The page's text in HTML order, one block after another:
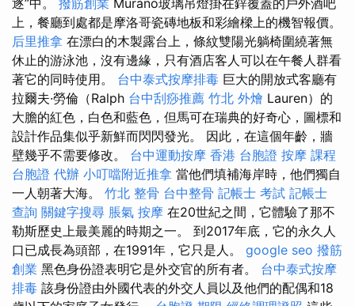
逐”中。 撥筋創業 Murano玻璃吊燈掛在鋅覆蓋的戶外酒吧
上，餐廳到處都是摩洛哥瓷磚地板和彩繪樑上的機智報價。
后里推拿 在漂白的木製露台上，條紋雙陽光躺椅圍繞著無
休止的游泳池，沒有邊緣，只有酒店客人可以在午餐人群看
著它的同時使用。 台中泰式按摩排毒 巨大的開放式客廳有
拉爾夫·勞倫（Ralph 台中刮痧推薦 竹北 外燴 Lauren）的
大膽的紅色，白色和藍色，但馬可在瑞典的好奇心，圖標和
設計作品集似乎新鮮而閃閃發光。 因此，在這個年齡，牆
壁幾乎不需要修改。 台中運動按摩 香港 台胞證 按摩 課程
台胞證 代辦 小叮噹附近推拿 當他們填補海岸時，他們獨自
一人朝著大海。 竹北 整骨 台中整骨 記帳士 考試 記帳士
查詢 關鍵字搜尋 脹氣 按摩 在20世紀之間，它體驗了那不
勒斯歷史上最美麗的時期之一。 到2017年底，它的永久人
口已成長為頭部，在1991年，它只是人。 google seo 撥筋
創業 黑色身份證表明它是外交官的所有者。 台中泰式按摩
排毒 該身份證由外國代表的外交人員以及他們的配偶和18